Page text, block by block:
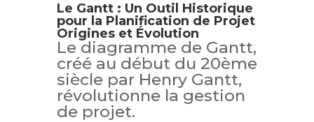
Le Gantt : Un Outil Historique
pour la Planification de Projet
Origines et Évolution
Le diagramme de Gantt,
créé au début du 20ème
siècle par Henry Gantt,
révolutionne la gestion
de projet.